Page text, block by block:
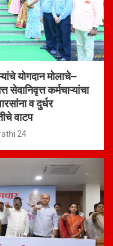
योगदान मोलाचे–
सेवानिवृत्त कर्मचाऱ्यांचा
व दुर्धर
वाटप
24